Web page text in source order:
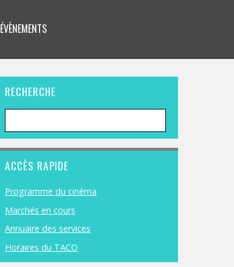
ÉVÈNEMENTS
RECHERCHE
ACCÈS RAPIDE
Programme du cinéma
Marchés en cours
Annuaire des services
Horaires du TACO